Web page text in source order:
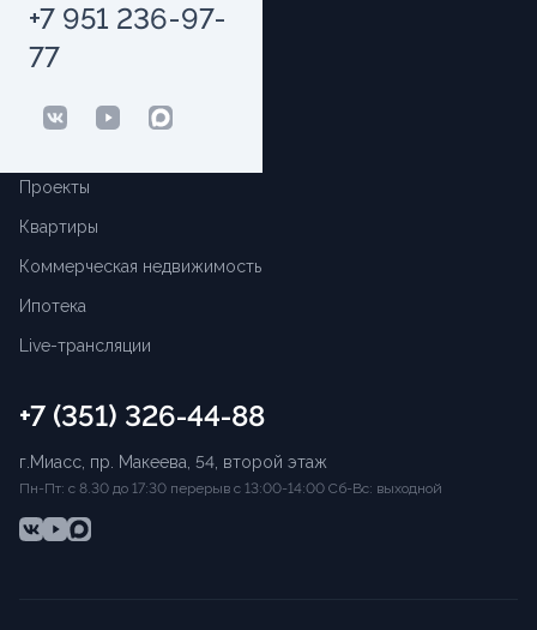
+7 951 236-97-
77
Проекты
Квартиры
Коммерческая недвижимость
Ипотека
Live-трансляции
+7 (351) 326-44-88
г.Миасс, пр. Макеева, 54, второй этаж
Пн-Пт: с 8.30 до 17:30 перерыв с 13:00-14:00 Сб-Вс: выходной